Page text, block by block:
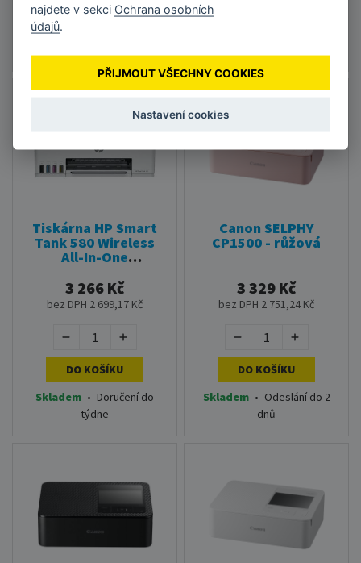
Skladem
• Doručení do
Tiskárna HP Smart
Tank 580 Wireless
All-In-One
3 266 Kč
bez DPH 2 699,17 Kč
DO KOŠÍKU
Skladem • Doručení do
týdne
Canon SELPHY
CP1500 - růžová
3 329 Kč
bez DPH 2 751,24 Kč
DO KOŠÍKU
Skladem • Odeslání do 2
dnů
najdete v sekci Ochrana osobních
údajů.
PŘIJMOUT VŠECHNY COOKIES
Nastavení cookies